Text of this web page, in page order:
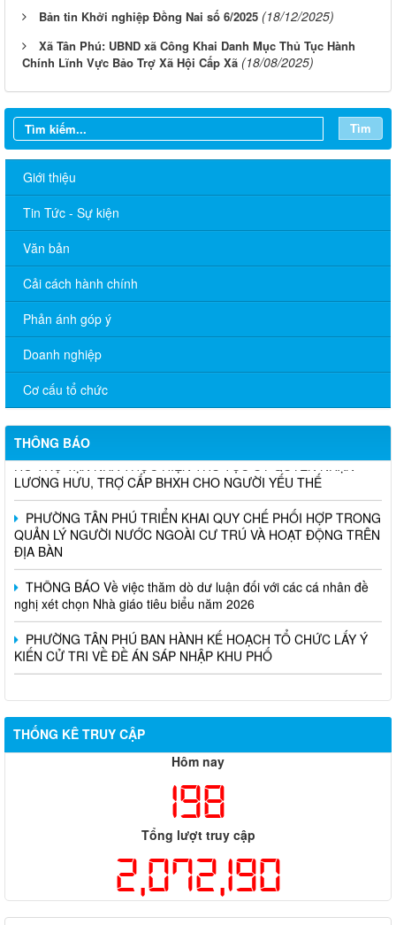
Bản tin Khởi nghiệp Đồng Nai số 6/2025 (18/12/2025)
Xã Tân Phú: UBND xã Công Khai Danh Mục Thủ Tục Hành
Chính Lĩnh Vực Bảo Trợ Xã Hội Cấp Xã (18/08/2025)
Tìm
Giới thiệu
Tin Tức - Sự kiện
Văn bản
Cải cách hành chính
Phản ánh góp ý
Doanh nghiệp
Cơ cấu tổ chức
THÔNG BÁO
TÂN PHÚ TRIỂN KHAI MÔ HÌNH DỊCH VỤ CÔNG LƯU ĐỘNG:
HỖ TRỢ TẬN NHÀ THỰC HIỆN THỦ TỤC ỦY QUYỀN NHẬN
LƯƠNG HƯU, TRỢ CẤP BHXH CHO NGƯỜI YẾU THẾ
PHƯỜNG TÂN PHÚ TRIỂN KHAI QUY CHẾ PHỐI HỢP TRONG
QUẢN LÝ NGƯỜI NƯỚC NGOÀI CƯ TRÚ VÀ HOẠT ĐỘNG TRÊN
ĐỊA BÀN
THÔNG BÁO Về việc thăm dò dư luận đối với các cá nhân đề
nghị xét chọn Nhà giáo tiêu biểu năm 2026
PHƯỜNG TÂN PHÚ BAN HÀNH KẾ HOẠCH TỔ CHỨC LẤY Ý
KIẾN CỬ TRI VỀ ĐỀ ÁN SÁP NHẬP KHU PHỐ
THỐNG KÊ TRUY CẬP
Hôm nay
198
Tổng lượt truy cập
2,072,190